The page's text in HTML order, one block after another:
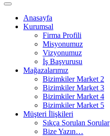
Anasayfa
Kurumsal
Firma Profili
Misyonumuz
Vizyonumuz
İş Başvurusu
Mağazalarımız
Bizimkiler Market 2
Bizimkiler Market 3
Bizimkiler Market 4
Bizimkiler Market 5
Müşteri İlişkileri
Sıkça Sorulan Sorular
Bize Yazın…